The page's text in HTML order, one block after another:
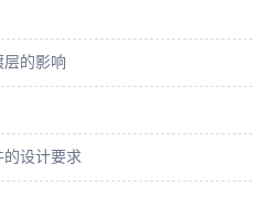
的影响
设计要求